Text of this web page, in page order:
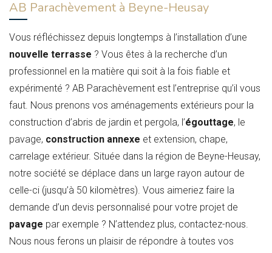
AB Parachèvement à Beyne-Heusay
Vous réfléchissez depuis longtemps à l’installation d’une
nouvelle terrasse ? Vous êtes à la recherche d’un
professionnel en la matière qui soit à la fois fiable et
expérimenté ? AB Parachèvement est l’entreprise qu’il vous
faut. Nous prenons vos aménagements extérieurs pour la
construction d’abris de jardin et pergola, l’égouttage, le
pavage, construction annexe et extension, chape,
carrelage extérieur. Située dans la région de Beyne-Heusay,
notre société se déplace dans un large rayon autour de
celle-ci (jusqu’à 50 kilomètres). Vous aimeriez faire la
demande d’un devis personnalisé pour votre projet de
pavage par exemple ? N’attendez plus, contactez-nous.
Nous nous ferons un plaisir de répondre à toutes vos